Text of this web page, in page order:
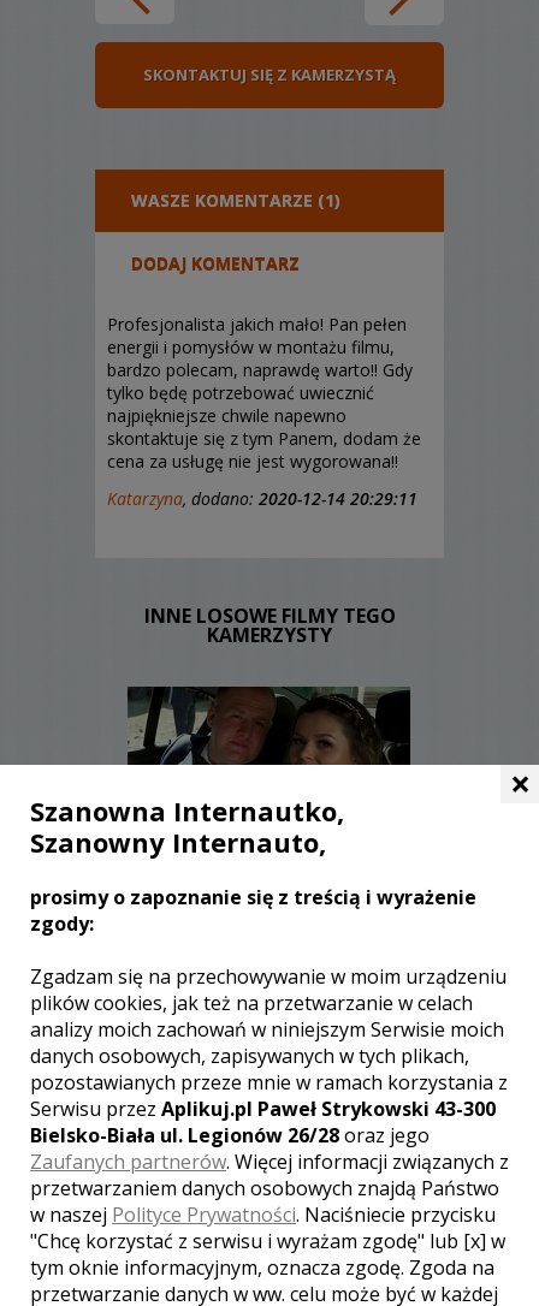
SKONTAKTUJ SIĘ Z KAMERZYSTĄ
WASZE KOMENTARZE (1)
DODAJ KOMENTARZ
Profesjonalista jakich mało! Pan pełen
energii i pomysłów w montażu filmu,
bardzo polecam, naprawdę warto!! Gdy
tylko będę potrzebować uwiecznić
najpiękniejsze chwile napewno
skontaktuje się z tym Panem, dodam że
cena za usługę nie jest wygorowana!!
Katarzyna, dodano: 2020-12-14 20:29:11
INNE LOSOWE FILMY TEGO
KAMERZYSTY
WYŚWIETLEŃ:1547
WYŚWIETLEŃ:1540
KOMENTARZY:0
WYŚWIETLEŃ: 1774
×
Szanowna Internautko,
Szanowny Internauto,
prosimy o zapoznanie się z treścią i wyrażenie
zgody:
Zgadzam się na przechowywanie w moim urządzeniu
plików cookies, jak też na przetwarzanie w celach
analizy moich zachowań w niniejszym Serwisie moich
danych osobowych, zapisywanych w tych plikach,
pozostawianych przeze mnie w ramach korzystania z
Serwisu przez Aplikuj.pl Paweł Strykowski 43-300
Bielsko-Biała ul. Legionów 26/28oraz jego
Zaufanych partnerów. Więcej informacji związanych z
przetwarzaniem danych osobowych znajdą Państwo
w naszej Polityce Prywatności. Naciśniecie przycisku
"Chcę korzystać z serwisu i wyrażam zgodę" lub [x] w
tym oknie informacyjnym, oznacza zgodę. Zgoda na
przetwarzanie danych w ww. celu może być w każdej